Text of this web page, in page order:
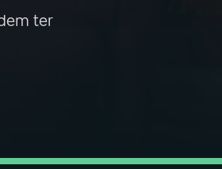
ter